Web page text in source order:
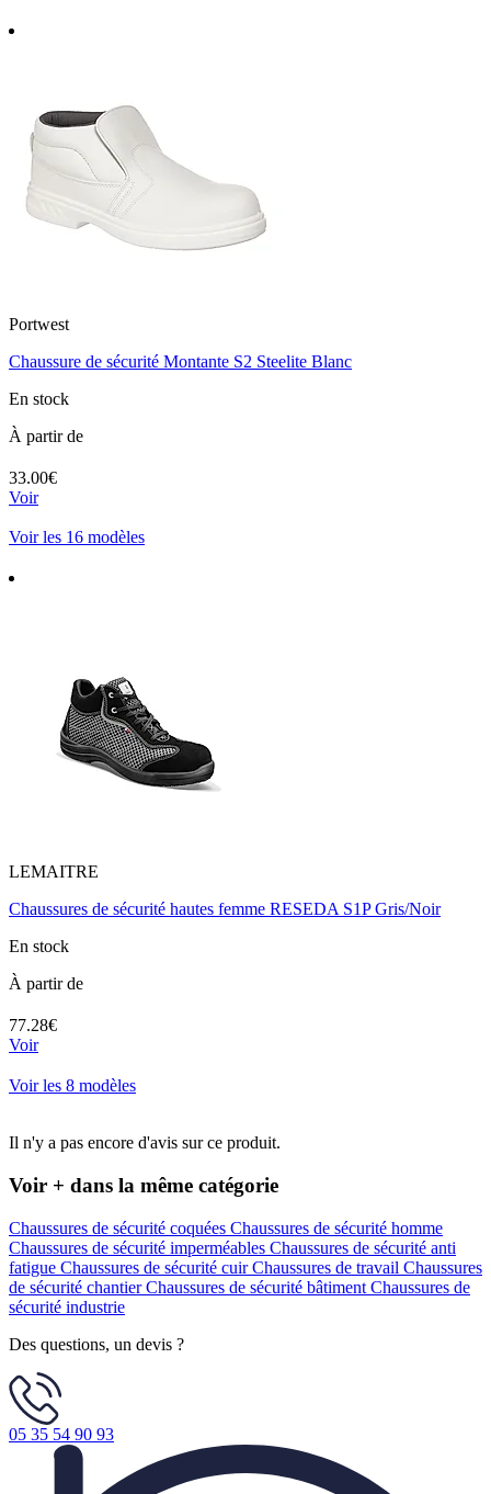
Portwest
Chaussure de sécurité Montante S2 Steelite Blanc
En stock
À partir de
33.00€
Voir
Voir les 16 modèles
LEMAITRE
Chaussures de sécurité hautes femme RESEDA S1P Gris/Noir
En stock
À partir de
77.28€
Voir
Voir les 8 modèles
Il n'y a pas encore d'avis sur ce produit.
Voir + dans la même catégorie
Chaussures de sécurité coquées Chaussures de sécurité homme
Chaussures de sécurité imperméables Chaussures de sécurité anti
fatigue Chaussures de sécurité cuirChaussures de travail Chaussures
de sécurité chantierChaussures de sécurité bâtiment Chaussures de
sécurité industrie
Des questions, un devis ?
05 35 54 90 93